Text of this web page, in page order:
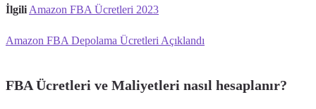
İlgili Amazon FBA Ücretleri 2023
Amazon FBA Depolama Ücretleri Açıklandı
FBA Ücretleri ve Maliyetleri nasıl hesaplanır?